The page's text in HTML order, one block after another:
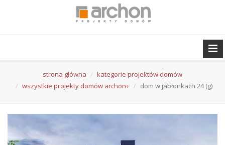
strona główna
kategorie projektów domów
wszystkie projekty domów archon+
dom w jabłonkach 24 (g)